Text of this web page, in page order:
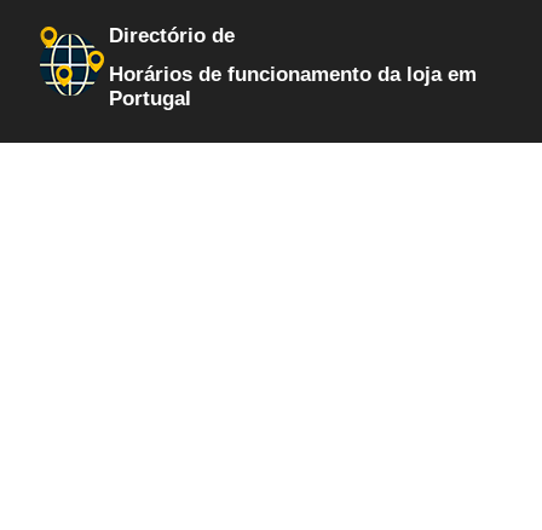
Directório de
Horários de funcionamento da loja em
Portugal